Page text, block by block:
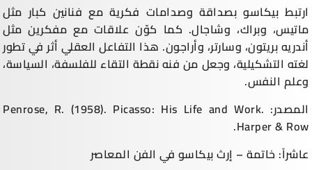
ارتبط بيكاسو بصداقة وصدامات فكرية مع فنانين كبار مثل
ماتيس، وبراك، وشاجال. كما كوّن علاقات مع مفكرين مثل
أندريه بريتون، وسارتر، وأراجون. هذا التفاعل العقلي أثر في تطور
لغته التشكيلية، وجعل من فنه نقطة التقاء للفلسفة، السياسة،
وعلم النفس.
المصدر: Penrose, R. (1958). Picasso: His Life and Work.
Harper & Row.
عاشراً: خاتمة – إرث بيكاسو في الفن المعاصر